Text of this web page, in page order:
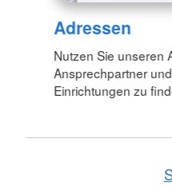
Adressen
Nutzen Sie unseren
Ansprechpartner
Einrichtungen zu